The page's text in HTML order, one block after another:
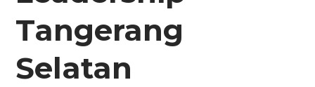
Tangerang
Selatan